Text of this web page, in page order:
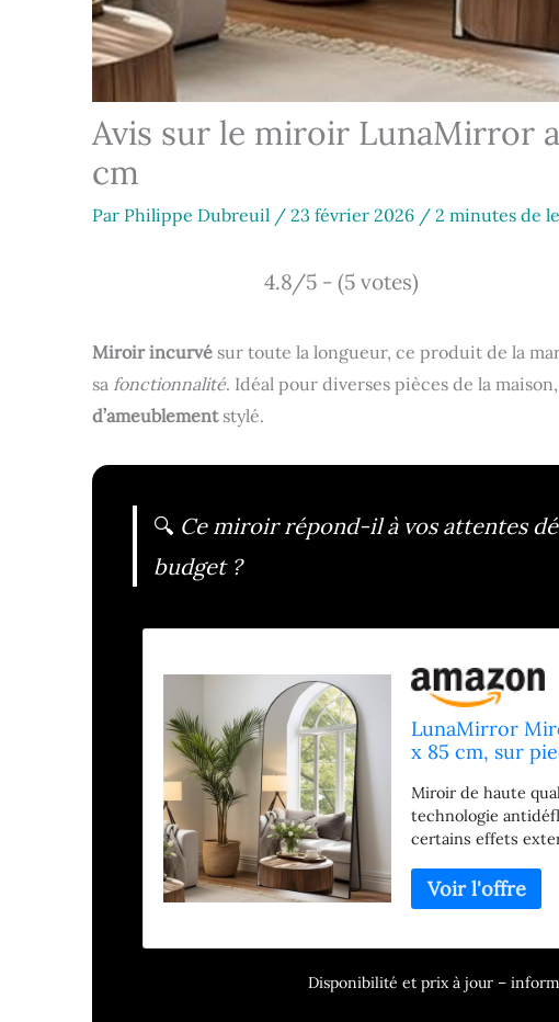
Avis sur le miroir LunaMirror
cm
Par Philippe Dubreuil / 23 février 2026 / 2 minutes de
4.8/5 - (5 votes)
Miroir incurvé sur toute la longueur, ce produit de la
sa fonctionnalité. Idéal pour diverses pièces de la
d’ameublementstylé.
🔍 Ce miroir répond-il à vos attentes
budget ?
LunaMirror
x 85 cm, sur
Miroir de haute
technologie
certains effets
aux animaux
192 cm ; grand
toute votre tenue.
claire et reflète
Disponibilité et prix à jour –